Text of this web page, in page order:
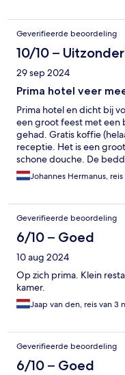
Geverifieerde beoordeling
10/10 –
29 sep 2024
Prima hotel veer
Prima hotel en dicht bij
een groot feest met een
gehad. Gratis koffie
receptie. Het is een
schone douche. De
liggen heerlijk. Aardig
parkeren. Dus een echte
Johannes Hermanus, reis
Geverifieerde beoordeling
6/10 – Goed
10 aug 2024
Op zich prima. Klein
kamer.
Jaap van den, reis van 3
Geverifieerde beoordeling
6/10 – Goed